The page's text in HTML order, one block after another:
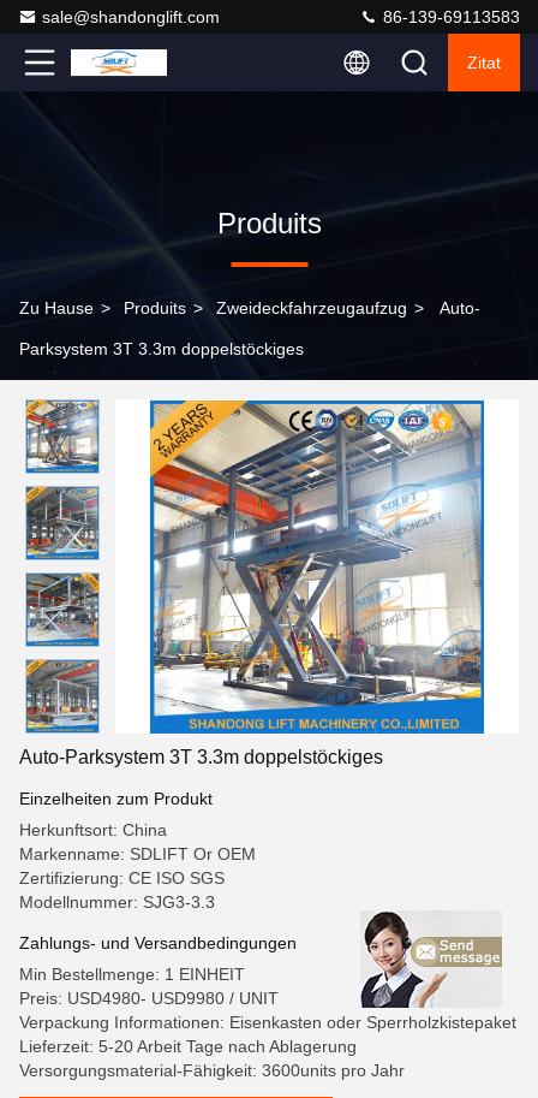
sale@shandonglift.com 86-139-69113583
Zitat
Produits
Zu Hause > Produits > Zweideckfahrzeugaufzug > Auto-
Parksystem 3T 3.3m doppelstöckiges
Auto-Parksystem 3T 3.3m doppelstöckiges
Einzelheiten zum Produkt
Herkunftsort: China
Markenname: SDLIFT Or OEM
Zertifizierung: CE ISO SGS
Modellnummer: SJG3-3.3
Zahlungs- und Versandbedingungen
Min Bestellmenge: 1 EINHEIT
Preis: USD4980- USD9980 / UNIT
Verpackung Informationen: Eisenkasten oder Sperrholzkistepaket
Lieferzeit: 5-20 Arbeit Tage nach Ablagerung
Versorgungsmaterial-Fähigkeit: 3600units pro Jahr